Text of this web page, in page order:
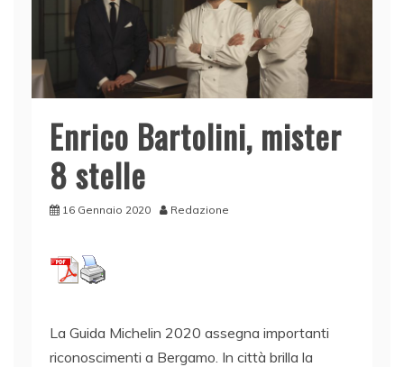
Enrico Bartolini, mister
8 stelle
16 Gennaio 2020 Redazione
La Guida Michelin 2020 assegna importanti
riconoscimenti a Bergamo. In città brilla la